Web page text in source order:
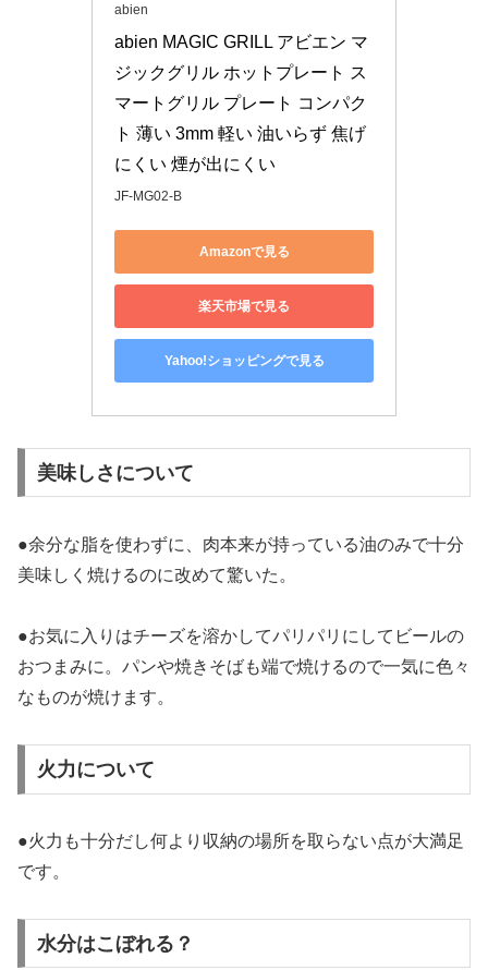
abien
abien MAGIC GRILL アビエン マ
ジックグリル ホットプレート ス
マートグリル プレート コンパク
ト 薄い 3mm 軽い 油いらず 焦げ
にくい 煙が出にくい
JF-MG02-B
Amazonで見る
楽天市場で見る
Yahoo!ショッピングで見る
美味しさについて
●余分な脂を使わずに、肉本来が持っている油のみで十分
美味しく焼けるのに改めて驚いた。
●お気に入りはチーズを溶かしてパリパリにしてビールの
おつまみに。パンや焼きそばも端で焼けるので一気に色々
なものが焼けます。
火力について
●火力も十分だし何より収納の場所を取らない点が大満足
です。
水分はこぼれる？